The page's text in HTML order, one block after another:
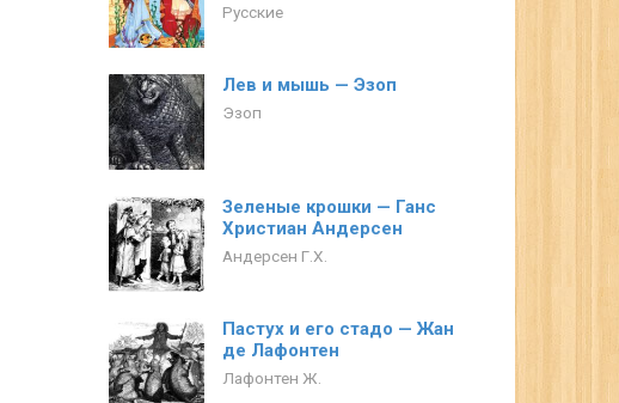
Русские
Лев и мышь — Эзоп
Эзоп
Зеленые крошки — Ганс
Христиан Андерсен
Андерсен Г.Х.
Пастух и его стадо — Жан
де Лафонтен
Лафонтен Ж.